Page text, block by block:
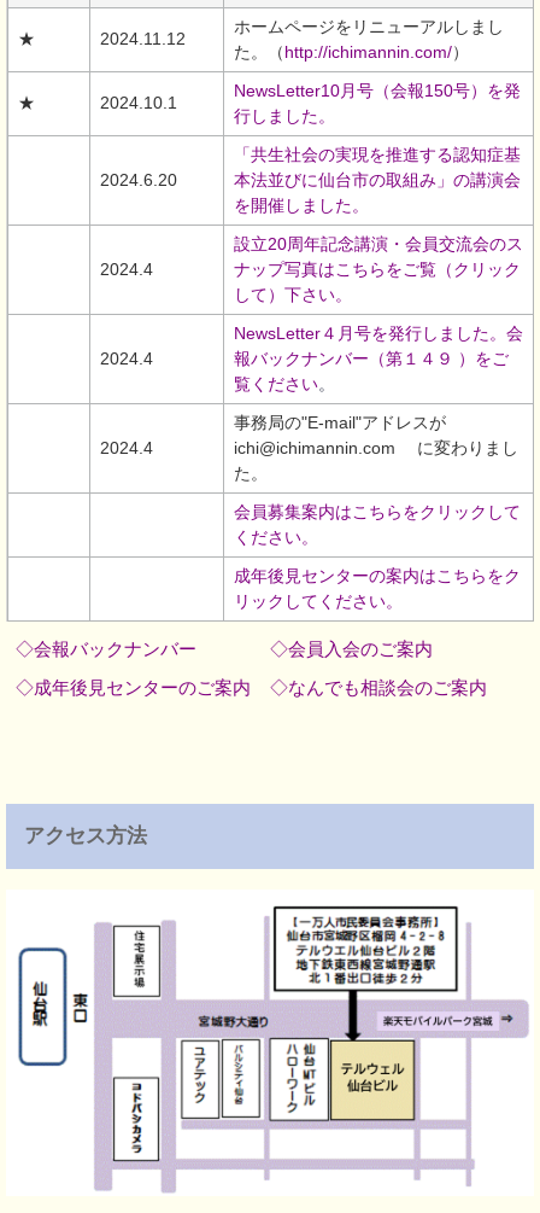
★ 2024.11.12
ホームページをリニューアルしまし
た。（http://ichimannin.com/）
★ 2024.10.1
NewsLetter10月号（会報150号）を発
行しました。
2024.6.20
「共生社会の実現を推進する認知症基
本法並びに仙台市の取組み」の講演会
を開催しました。
2024.4
設立20周年記念講演・会員交流会のス
ナップ写真はこちらをご覧（クリック
して）下さい。
2024.4
NewsLetter４月号を発行しました。会
報バックナンバー（第１４９ ）をご
覧ください。
2024.4
事務局の"E-mail"アドレスが
ichi@ichimannin.com に変わりまし
た。
会員募集案内はこちらをクリックして
ください。
成年後見センターの案内はこちらをク
リックしてください。
◇会報バックナンバー
◇会員入会のご案内
◇成年後見センターのご案内
◇なんでも相談会のご案内
アクセス方法